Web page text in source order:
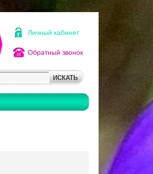
Личный кабинет
Обратный звонок